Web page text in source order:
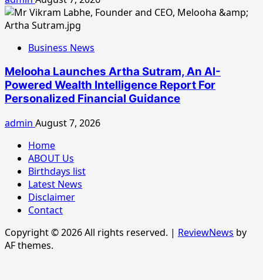
Business News
Melooha Launches Artha Sutram, An AI-
Powered Wealth Intelligence Report For
Personalized Financial Guidance
admin August 7, 2026
Home
ABOUT Us
Birthdays list
Latest News
Disclaimer
Contact
Copyright © 2026 All rights reserved. | ReviewNews by
AF themes.